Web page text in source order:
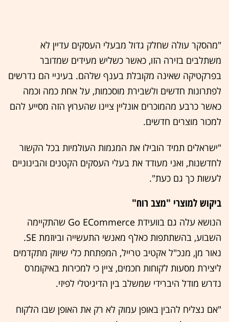
"מהסקר עולה שחלק גדול מבעלי העסקים עדיין לא
משתלבים בזירה הזו, כאשר כשליש מעידים שמדובר
בפרקטיקה שאינה מקובלת בענף שלהם. בעיניי הם נדרשים
לפתרונות חדשים ולשבירת מוסכמות, על אחת כמה וכמה
כאשר כרבע מהמוכרים אונליין ציינו שהערוץ הזה מסייע להם
למכור מוצרים חדשים.
"ישראלים תמיד הובילו את המגמות העולמיות בכל הקשור
לחדשנות, ואני מעודד את בעלי העסקים הקטנים והבינוניים
לעשות כך גם כעת".
ביקוש למוצרי "מצב רוח"
הנושא עלה גם בוועידת Go ECommerce שהתקיימה
השבוע, בהשתתפות כאלף מאנשי התעשייה וביוזמת SE.
נאור מן, מנכ"ל אקטיב טרייל, המפתחת כלי שיווק מתקדמים
ליצירת מסעות לקוחות חכמים, ציין כי למכירות באיקומרס
נדרש מודל היברידי שמשלב בין הדיגיטלי לפיזי.
"אם נצליח להבין באופן עמוק לא רק את האופן שבו הלקוח